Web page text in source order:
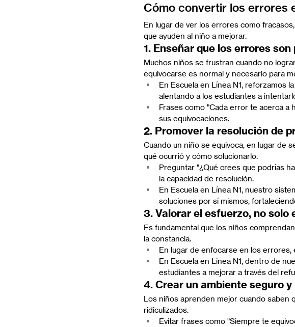
Cómo convertir los errores
En lugar de ver los errores como
que ayuden al niño a mejorar.
1. Enseñar que los errores
Muchos niños se frustran cuando no
equivocarse es normal y necesario para
En Escuela en Línea N1, reforzamos
alentando a los estudiantes a
Frases como "Cada error te acerca a
sus equivocaciones.
2. Promover la resolución de
Cuando un niño se equivoca, en lugar de
qué ocurrió y cómo solucionarlo.
Preguntar "¿Qué crees que podrías
la capacidad de resolución.
En Escuela en Línea N1, nuestro
soluciones por sí mismos,
3. Valorar el esfuerzo, no solo
Es fundamental que los niños
la constancia.
En lugar de enfocarse en los
En Escuela en Línea N1, dentro de
estudiantes a mejorar a través del
4. Crear un ambiente seguro
Los niños aprenden mejor cuando saben
ridiculizados.
Evitar frases como "Siempre te